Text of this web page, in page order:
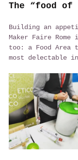
The “food
Building an
Maker Faire
too: a Food
most delectable